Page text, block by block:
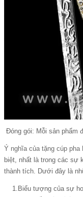
Đóng gói: Mỗi sản phẩm
Ý nghĩa của tặng cúp pha
biệt, nhất là trong các sự
thành tích. Dưới đây là
1.Biểu tượng của sự